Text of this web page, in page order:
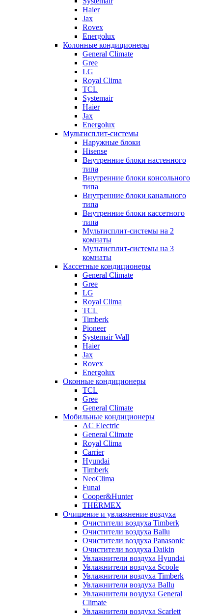
Haier
Jax
Rovex
Energolux
Колонные кондиционеры
General Climate
Gree
LG
Royal Clima
TCL
Systemair
Haier
Jax
Energolux
Мультисплит-системы
Наружные блоки
Hisense
Внутренние блоки настенного
типа
Внутренние блоки консольного
типа
Внутренние блоки канального
типа
Внутренние блоки кассетного
типа
Мультисплит-системы на 2
комнаты
Мультисплит-системы на 3
комнаты
Кассетные кондиционеры
General Climate
Gree
LG
Royal Clima
TCL
Timberk
Pioneer
Systemair Wall
Haier
Jax
Rovex
Energolux
Оконные кондиционеры
TCL
Gree
General Climate
Мобильные кондиционеры
AC Electric
General Climate
Royal Clima
Carrier
Hyundai
Timberk
NeoClima
Funai
Cooper&Hunter
THERMEX
Очищение и увлажнение воздуха
Очистители воздуха Timberk
Очистители воздуха Ballu
Очистители воздуха Panasonic
Очистители воздуха Daikin
Увлажнители воздуха Hyundai
Увлажнители воздуха Scoole
Увлажнители воздуха Timberk
Увлажнители воздуха Ballu
Увлажнители воздуха General
Climate
Увлажнители воздуха Scarlett